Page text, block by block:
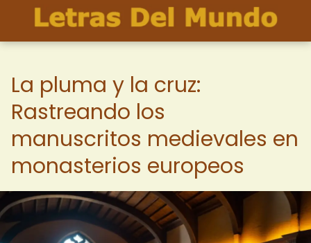
La pluma y la cruz:
Rastreando los
manuscritos medievales en
monasterios europeos